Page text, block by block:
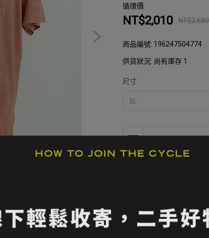
循環價
NT$2,010 NT$2,680
商品編號: 196247504774
供貨狀況: 尚有庫存 1
尺寸
規格說明